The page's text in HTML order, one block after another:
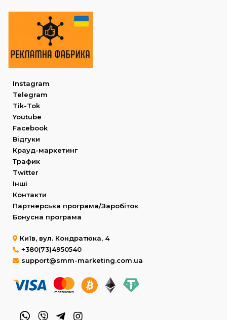
Instagram
Telegram
Tik-Tok
Youtube
Facebook
Відгуки
Крауд-маркетинг
Трафик
Twitter
Інші
Контакти
Партнерська програма/Заробіток
Бонусна програма
Київ, вул. Кондратюка, 4
+380(73)4950540
support@smm-marketing.com.ua